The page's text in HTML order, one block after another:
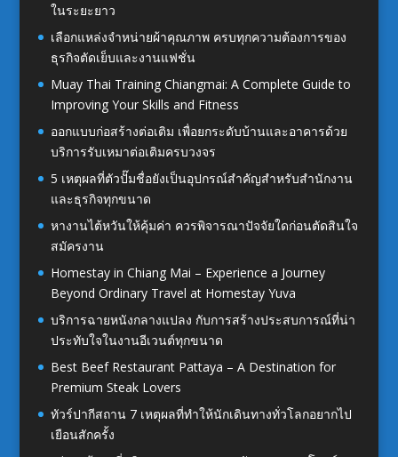
ในระยะยาว
เลือกแหล่งจำหน่ายผ้าคุณภาพ ครบทุกความต้องการของ
ธุรกิจตัดเย็บและงานแฟชั่น
Muay Thai Training Chiangmai: A Complete Guide to
Improving Your Skills and Fitness
ออกแบบก่อสร้างต่อเติม เพื่อยกระดับบ้านและอาคารด้วย
บริการรับเหมาต่อเติมครบวงจร
5 เหตุผลที่ตัวปั๊มชื่อยังเป็นอุปกรณ์สำคัญสำหรับสำนักงาน
และธุรกิจทุกขนาด
หางานไต้หวันให้คุ้มค่า ควรพิจารณาปัจจัยใดก่อนตัดสินใจ
สมัครงาน
Homestay in Chiang Mai – Experience a Journey
Beyond Ordinary Travel at Homestay Yuva
บริการฉายหนังกลางแปลง กับการสร้างประสบการณ์ที่น่า
ประทับใจในงานอีเวนต์ทุกขนาด
Best Beef Restaurant Pattaya – A Destination for
Premium Steak Lovers
ทัวร์ปากีสถาน 7 เหตุผลที่ทำให้นักเดินทางทั่วโลกอยากไป
เยือนสักครั้ง